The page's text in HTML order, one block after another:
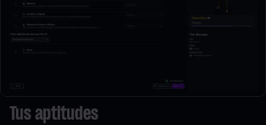
Tus aptitudes